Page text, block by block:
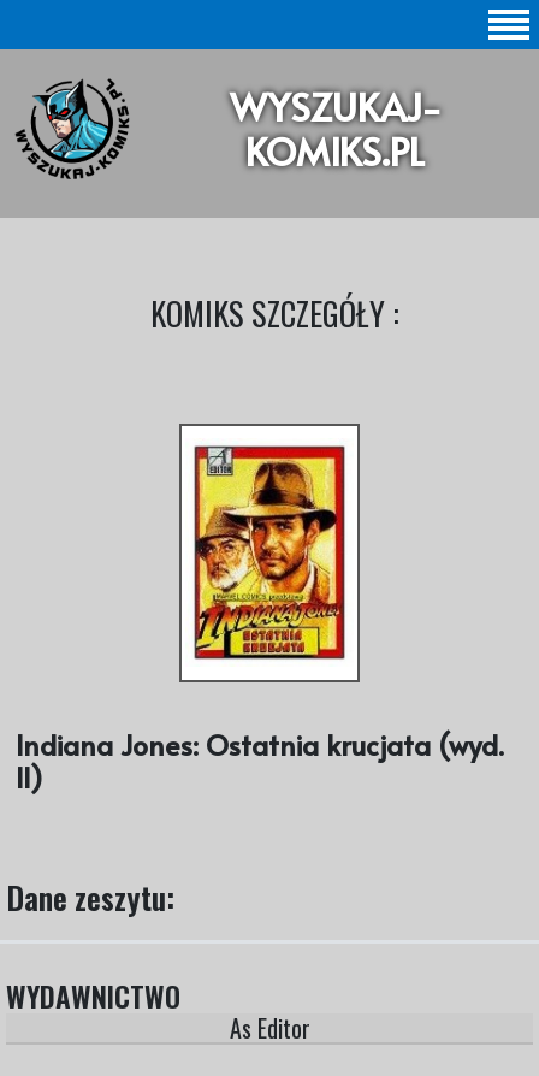
SZUKAJ |
BAZA KOMIKSÓW |
KOLEKCJE KOMIKSÓW
WYSZUKAJ-
KOMIKS.PL
KOMIKS SZCZEGÓŁY :
Indiana Jones: Ostatnia krucjata (wyd.
II)
Dane zeszytu:
WYDAWNICTWO
As Editor